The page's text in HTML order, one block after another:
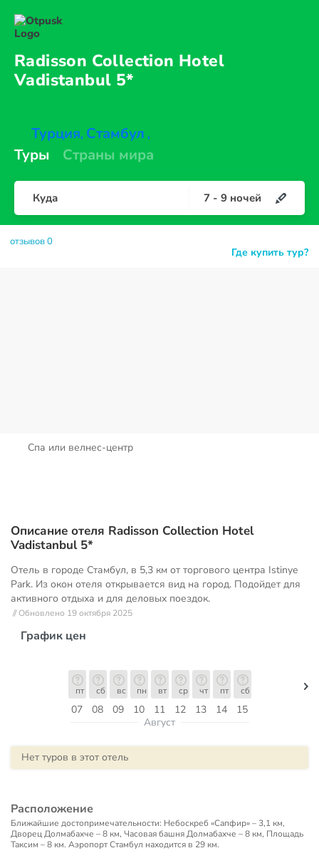
Radisson Collection Hotel
Vadistanbul 5*
Турция, Стамбул ,
Туры Страны мира
Куда 7 - 9 ночей
Где купить тур?
отзывов 0
Спа или велнес-центр
Описание отеля Radisson Collection Hotel
Vadistanbul 5*
Отель в городе Стамбул, в 5,3 км от торгового центра Istinye
Park. Из окон отеля открывается вид на город. Подойдет для
активного отдыха и для деловых поездок.
// Обновлено 19 октября 2025
График цен
07
пт
08
сб
09
вс
10
пн
11
вт
12
ср
13
чт
14
пт
15
сб
Август
Нет туров в этот отель
Расположение
Ближайшие достопримечательности: Небоскреб «Сапфир» – 3,1 км,
Дворец Долмабахче – 8 км, Часовая башня Долмабахче – 8 км, Площадь
Таксим – 8 км. Аэропорт Стамбул находится в 29 км.